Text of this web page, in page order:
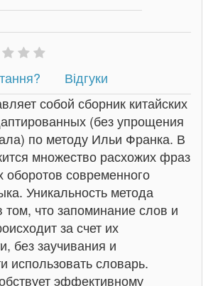
Відгуки
собой сборник китайских
(без упрощения
по методу Ильи Франка. В
множество расхожих фраз
оборотов современного
Уникальность метода
том, что запоминание слов и
за счет их
без заучивания и
использовать словарь.
эффективному